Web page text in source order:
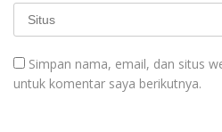
Simpan nama, email, dan situs
untuk komentar saya berikutnya.